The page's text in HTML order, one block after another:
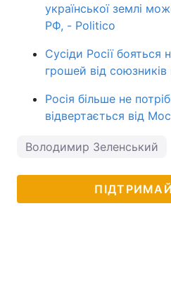
української землі
РФ, - Politico
Сусіди Росії бояться
грошей від
Росія більше не
відвертається від
Володимир Зеленський